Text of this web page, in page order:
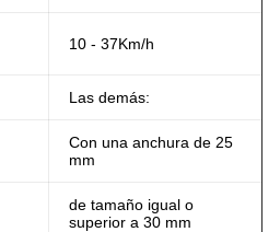
10 - 37Km/h
Las demás:
Con una anchura de 25
mm
de tamaño igual o
superior a 30 mm